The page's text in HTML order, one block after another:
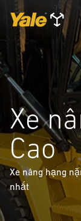
Xe
Cao
Xe nâng hạng
nhất